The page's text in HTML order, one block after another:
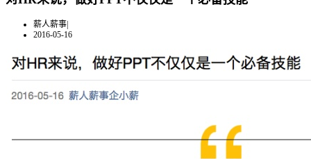
薪人薪事|
2016-05-16